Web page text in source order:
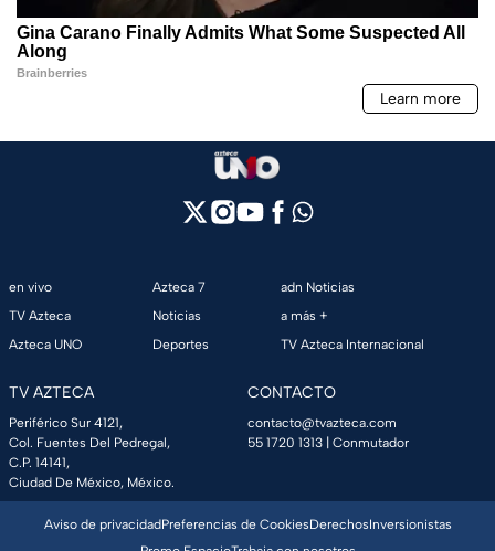
en vivo
TV Azteca
Azteca UNO
Azteca 7
Noticias
Deportes
adn Noticias
a más +
TV Azteca Internacional
TV AZTECA
Periférico Sur 4121,
Col. Fuentes Del Pedregal,
C.P. 14141,
Ciudad De México, México.
CONTACTO
contacto@tvazteca.com
55 1720 1313 | Conmutador
Aviso de privacidadPreferencias de CookiesDerechosInversionistas